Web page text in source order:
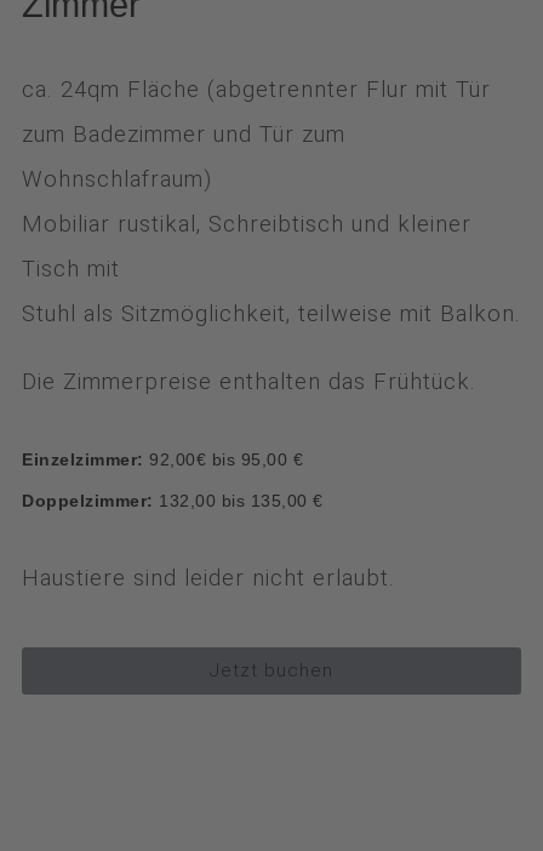
ca. 24qm Fläche (abgetrennter Flur mit Tür
zum Badezimmer und Tür zum
Wohnschlafraum)
Mobiliar rustikal, Schreibtisch und kleiner
Tisch mit
Stuhl als Sitzmöglichkeit, teilweise mit Balkon.
Die Zimmerpreise enthalten das Frühtück.
Einzelzimmer: 92,00€ bis 95,00 €
Doppelzimmer: 132,00 bis 135,00 €
Haustiere sind leider nicht erlaubt.
Jetzt buchen